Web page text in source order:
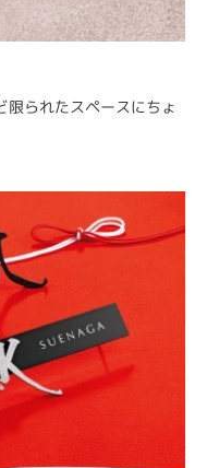
限られたスペースにちょ